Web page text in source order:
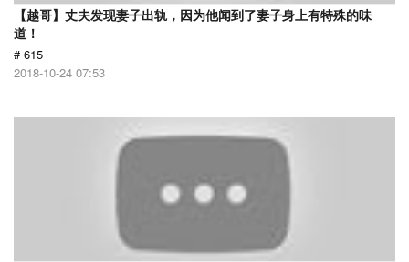
【越哥】丈夫发现妻子出轨，因为他闻到了妻子身上有特殊的味
道！
# 615
2018-10-24 07:53